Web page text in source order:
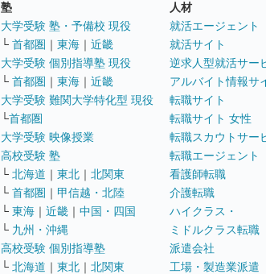
塾
大学受験 塾・予備校 現役
└ 首都圏 ｜ 東海 ｜ 近畿
大学受験 個別指導塾 現役
└ 首都圏 ｜ 東海 ｜ 近畿
大学受験 難関大学特化型 現役
└首都圏
大学受験 映像授業
高校受験 塾
└ 北海道 ｜ 東北 ｜ 北関東
└ 首都圏 ｜ 甲信越・北陸
└ 東海 ｜ 近畿 ｜ 中国・四国
└ 九州・沖縄
高校受験 個別指導塾
└ 北海道 ｜ 東北 ｜ 北関東
人材
就活エージェント
就活サイト
逆求人型就活サー
アルバイト情報サ
転職サイト
転職サイト 女性
転職スカウトサー
転職エージェント
看護師転職
介護転職
ハイクラス・
ミドルクラス転職
派遣会社
工場・製造業派遣